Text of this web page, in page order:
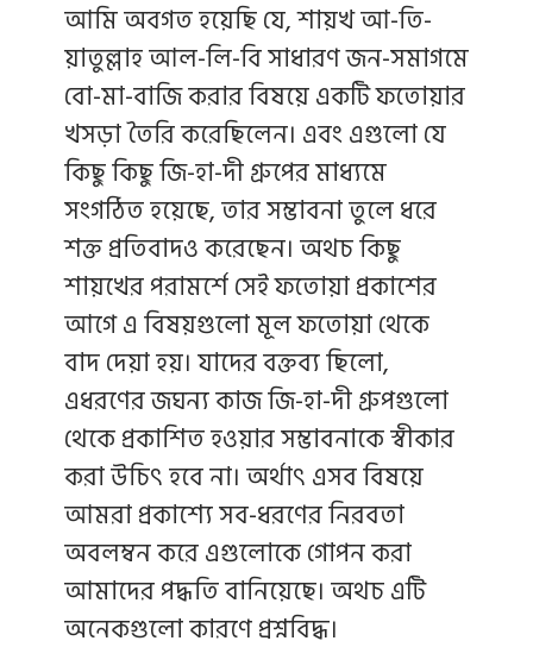
আমি অবগত হয়েছি যে, শায়খ আ-তি-
য়াতুল্লাহ আল-লি-বি সাধারণ জন-সমাগমে
বো-মা-বাজি করার বিষয়ে একটি ফতোয়ার
খসড়া তৈরি করেছিলেন। এবং এগুলো যে
কিছু কিছু জি-হা-দী গ্রুপের মাধ্যমে
সংগঠিত হয়েছে, তার সম্ভাবনা তুলে ধরে
শক্ত প্রতিবাদও করেছেন। অথচ কিছু
শায়খের পরামর্শে সেই ফতোয়া প্রকাশের
আগে এ বিষয়গুলো মূল ফতোয়া থেকে
বাদ দেয়া হয়। যাদের বক্তব্য ছিলো,
এধরণের জঘন্য কাজ জি-হা-দী গ্রুপগুলো
থেকে প্রকাশিত হওয়ার সম্ভাবনাকে স্বীকার
করা উচিৎ হবে না। অর্থাৎ এসব বিষয়ে
আমরা প্রকাশ্যে সব-ধরণের নিরবতা
অবলম্বন করে এগুলোকে গোপন করা
আমাদের পদ্ধতি বানিয়েছে। অথচ এটি
অনেকগুলো কারণে প্রশ্নবিদ্ধ।